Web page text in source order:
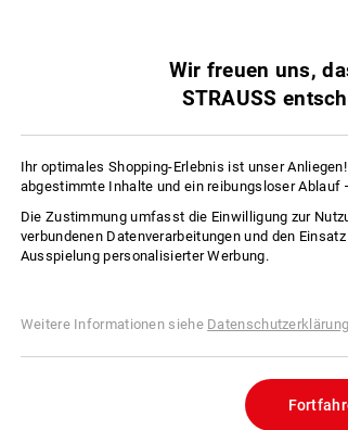
Wir freuen uns,
STRAUSS
Ihr optimales Shopping-Erlebnis ist unser
abgestimmte Inhalte und ein reibungsloser Ablauf
Die Zustimmung umfasst die Einwilligung zur
verbundenen Datenverarbeitungen und den
Ausspielung personalisierter Werbung.
Weitere Informationen siehe Datenschutzerklärung